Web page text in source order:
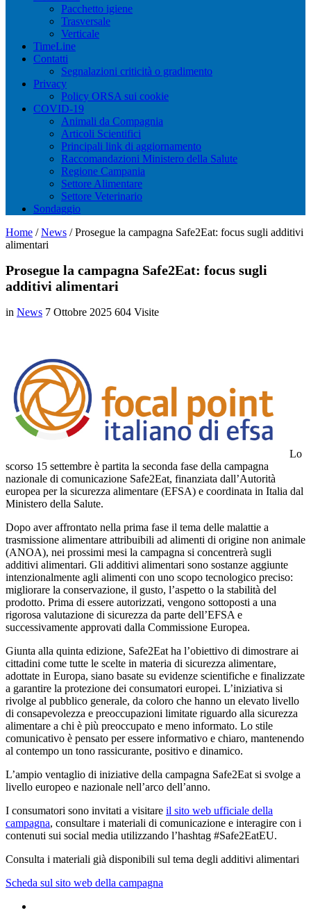
Pacchetto igiene
Trasversale
Verticale
TimeLine
Contatti
Segnalazioni criticità o gradimento
Privacy
Policy ORSA sui cookie
COVID-19
Animali da Compagnia
Articoli Scientifici
Principali link di aggiornamento
Raccomandazioni Ministero della Salute
Regione Campania
Settore Alimentare
Settore Veterinario
Sondaggio
Home / News / Prosegue la campagna Safe2Eat: focus sugli additivi
alimentari
Prosegue la campagna Safe2Eat: focus sugli
additivi alimentari
in News 7 Ottobre 2025 604 Visite
Lo
scorso 15 settembre è partita la seconda fase della campagna
nazionale di comunicazione Safe2Eat, finanziata dall’Autorità
europea per la sicurezza alimentare (EFSA) e coordinata in Italia dal
Ministero della Salute.
Dopo aver affrontato nella prima fase il tema delle malattie a
trasmissione alimentare attribuibili ad alimenti di origine non animale
(ANOA), nei prossimi mesi la campagna si concentrerà sugli
additivi alimentari. Gli additivi alimentari sono sostanze aggiunte
intenzionalmente agli alimenti con uno scopo tecnologico preciso:
migliorare la conservazione, il gusto, l’aspetto o la stabilità del
prodotto. Prima di essere autorizzati, vengono sottoposti a una
rigorosa valutazione di sicurezza da parte dell’EFSA e
successivamente approvati dalla Commissione Europea.
Giunta alla quinta edizione, Safe2Eat ha l’obiettivo di dimostrare ai
cittadini come tutte le scelte in materia di sicurezza alimentare,
adottate in Europa, siano basate su evidenze scientifiche e finalizzate
a garantire la protezione dei consumatori europei. L’iniziativa si
rivolge al pubblico generale, da coloro che hanno un elevato livello
di consapevolezza e preoccupazioni limitate riguardo alla sicurezza
alimentare a chi è più preoccupato e meno informato. Lo stile
comunicativo è pensato per essere informativo e chiaro, mantenendo
al contempo un tono rassicurante, positivo e dinamico.
L’ampio ventaglio di iniziative della campagna Safe2Eat si svolge a
livello europeo e nazionale nell’arco dell’anno.
I consumatori sono invitati a visitare il sito web ufficiale della
campagna, consultare i materiali di comunicazione e interagire con i
contenuti sui social media utilizzando l’hashtag #Safe2EatEU.
Consulta i materiali già disponibili sul tema degli additivi alimentari
Scheda sul sito web della campagna